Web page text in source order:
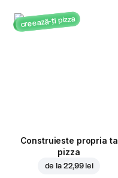
creează-ți pizza
Construieste propria ta
pizza
de la 22,99 lei